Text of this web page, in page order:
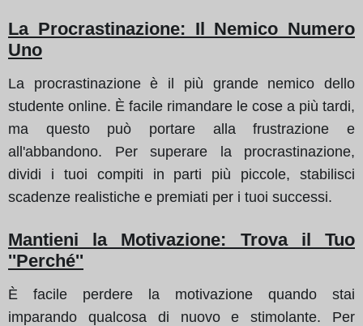
La Procrastinazione: Il Nemico Numero
Uno
La procrastinazione è il più grande nemico dello
studente online. È facile rimandare le cose a più tardi,
ma questo può portare alla frustrazione e
all'abbandono. Per superare la procrastinazione,
dividi i tuoi compiti in parti più piccole, stabilisci
scadenze realistiche e premiati per i tuoi successi.
Mantieni la Motivazione: Trova il Tuo
''Perché''
È facile perdere la motivazione quando stai
imparando qualcosa di nuovo e stimolante. Per